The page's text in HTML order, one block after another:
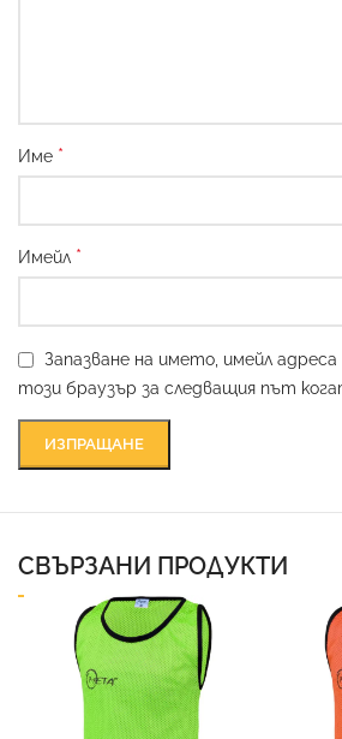
Име *
Имейл *
Запазване на името, имейл
този браузър за следващия път
СВЪРЗАНИ ПРОДУКТИ